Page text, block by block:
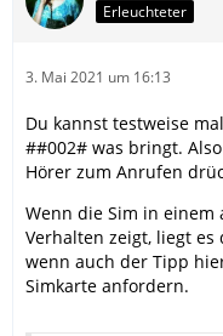
Erleuchteter
3. Mai 2021 um 16:13
Du kannst testweise
##002# was bringt.
Hörer zum Anrufen
Wenn die Sim in einem
Verhalten zeigt, liegt
wenn auch der Tipp
Simkarte anfordern.